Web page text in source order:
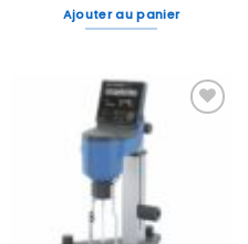
Ajouter au panier